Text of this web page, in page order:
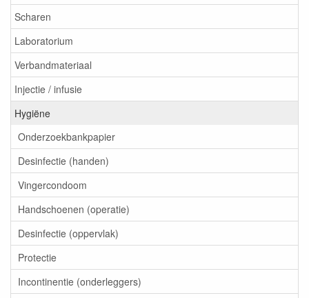
Scharen
Laboratorium
Verbandmateriaal
Injectie / infusie
Hygiëne
Onderzoekbankpapier
Desinfectie (handen)
Vingercondoom
Handschoenen (operatie)
Desinfectie (oppervlak)
Protectie
Incontinentie (onderleggers)